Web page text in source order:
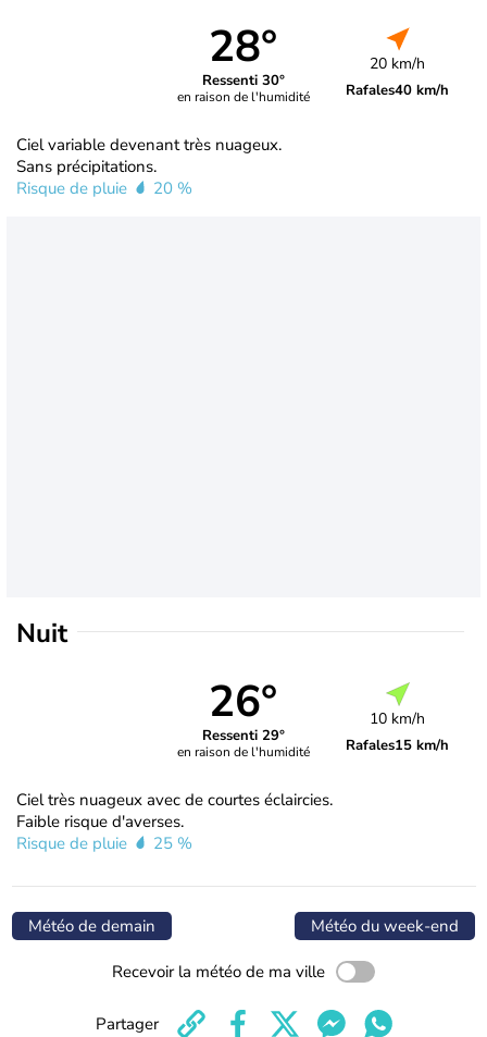
28°
Ressenti 30°
en raison de l'humidité
20 km/h
Rafales40 km/h
Ciel variable devenant très nuageux.
Sans précipitations.
Risque de pluie
20 %
Nuit
26°
Ressenti 29°
en raison de l'humidité
10 km/h
Rafales15 km/h
Ciel très nuageux avec de courtes éclaircies.
Faible risque d'averses.
Risque de pluie
25 %
Météo de demain Météo du week-end
Recevoir la météo de ma ville
Partager